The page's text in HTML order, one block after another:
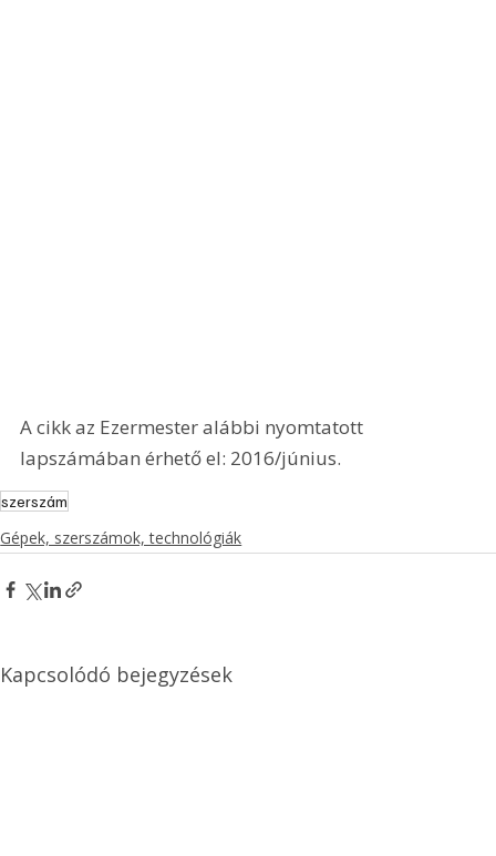
A cikk az Ezermester alábbi nyomtatott
lapszámában érhető el: 2016/június.
szerszám
Gépek, szerszámok, technológiák
Kapcsolódó bejegyzések